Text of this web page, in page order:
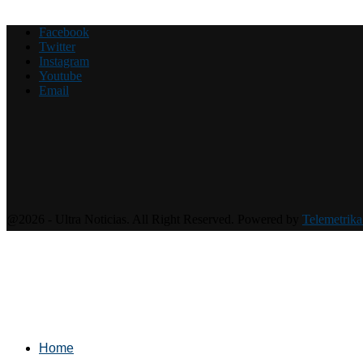
Facebook
Twitter
Instagram
Youtube
Email
Home